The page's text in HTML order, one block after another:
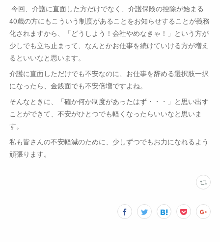
今回、介護に直面した方だけでなく、介護保険の控除が始まる
40歳の方にもこういう制度があることをお知らせすることが義務
化されますから、「どうしよう！会社やめなきゃ！」という方が
少しでも立ち止まって、なんとかお仕事を続けていける方が増え
るといいなと思います。
介護に直面しただけでも不安なのに、お仕事を辞める選択肢一択
になったら、金銭面でも不安倍増ですよね。
そんなときに、「確か何か制度があったはず・・・」と思い出す
ことができて、不安がひとつでも軽くなったらいいなと思いま
す。
私も皆さんの不安軽減のために、少しずつでもお力になれるよう
頑張ります。